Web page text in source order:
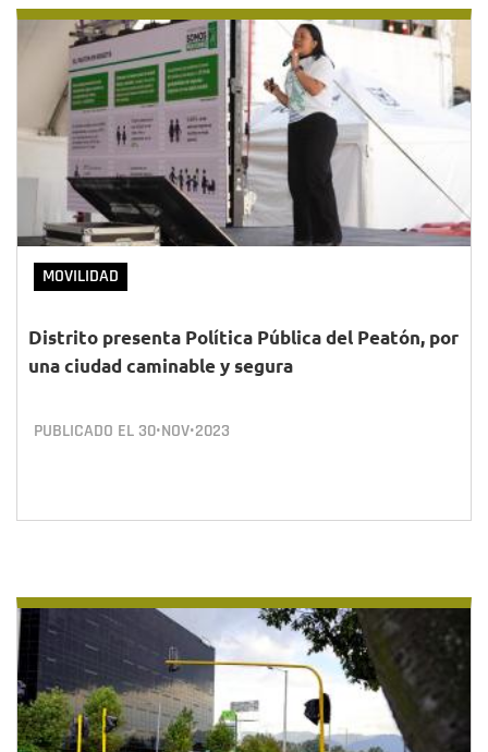
MOVILIDAD
Distrito presenta Política Pública del Peatón, por
una ciudad caminable y segura
PUBLICADO EL 30•NOV•2023